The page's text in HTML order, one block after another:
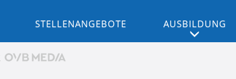
STELLENANGEBOTE AUSBILDUNG